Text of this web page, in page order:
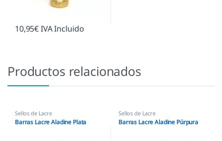
10,95€IVA Incluido
Productos relacionados
Sellos de Lacre
Barras Lacre Aladine Plata
Sellos de Lacre
Barras Lacre Aladine Púrpura